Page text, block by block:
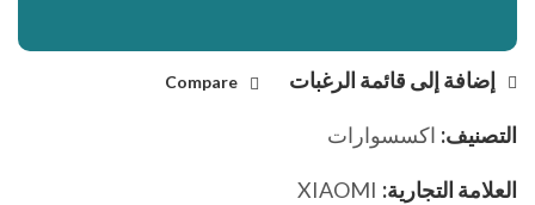
إضافة إلى قائمة الرغبات Compare
التصنيف: اكسسوارات
العلامة التجارية: XIAOMI